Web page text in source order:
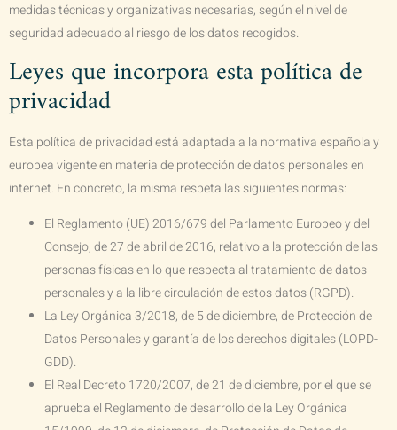
medidas técnicas y organizativas necesarias, según el nivel de
seguridad adecuado al riesgo de los datos recogidos.
Leyes que incorpora esta política de
privacidad
Esta política de privacidad está adaptada a la normativa española y
europea vigente en materia de protección de datos personales en
internet. En concreto, la misma respeta las siguientes normas:
El Reglamento (UE) 2016/679 del Parlamento Europeo y del
Consejo, de 27 de abril de 2016, relativo a la protección de las
personas físicas en lo que respecta al tratamiento de datos
personales y a la libre circulación de estos datos (RGPD).
La Ley Orgánica 3/2018, de 5 de diciembre, de Protección de
Datos Personales y garantía de los derechos digitales (LOPD-
GDD).
El Real Decreto 1720/2007, de 21 de diciembre, por el que se
aprueba el Reglamento de desarrollo de la Ley Orgánica